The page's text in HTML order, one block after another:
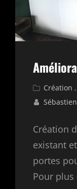
Cat
Links
Création ,
Sébastien
Création
existant
portes
Pour plus